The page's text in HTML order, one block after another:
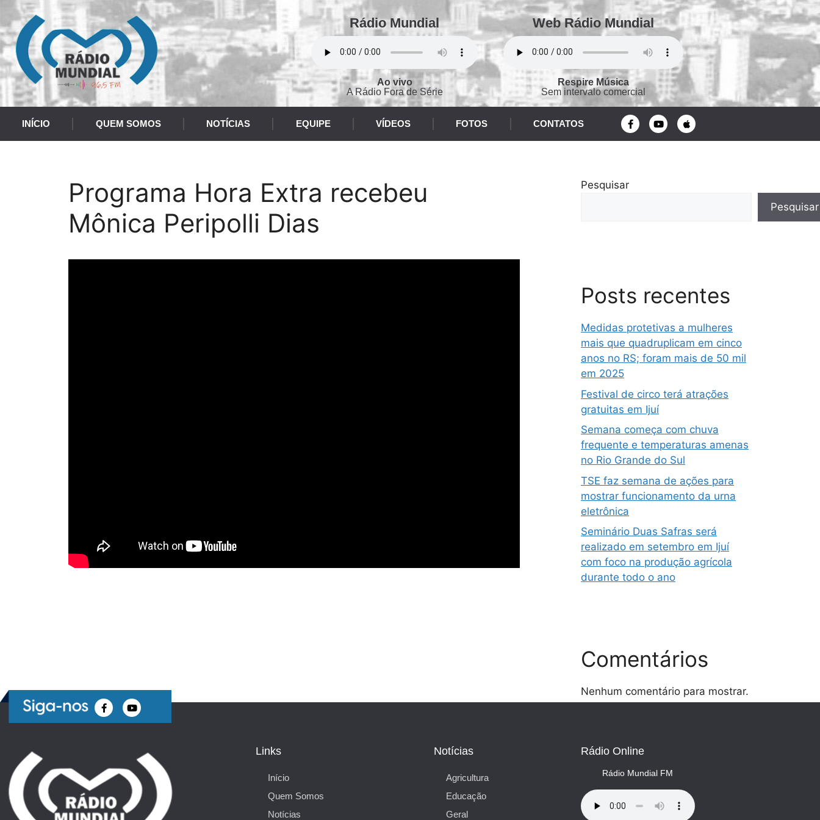
Rádio Mundial
Ao vivo
A Rádio Fora de Série
Web Rádio Mundial
Respire Música
Sem intervalo comercial
INÍCIO QUEM SOMOS NOTÍCIAS EQUIPE VÍDEOS FOTOS CONTATOS
Programa Hora Extra recebeu
Mônica Peripolli Dias
Pesquisar
Pesquisar
Posts recentes
Medidas protetivas a mulheres
mais que quadruplicam em cinco
anos no RS; foram mais de 50 mil
em 2025
Festival de circo terá atrações
gratuitas em Ijuí
Semana começa com chuva
frequente e temperaturas amenas
no Rio Grande do Sul
TSE faz semana de ações para
mostrar funcionamento da urna
eletrônica
Seminário Duas Safras será
realizado em setembro em Ijuí
com foco na produção agrícola
durante todo o ano
Comentários
Nenhum comentário para mostrar.
Links
Início
Quem Somos
Notícias
Notícias
Agricultura
Educação
Geral
Rádio Online
Rádio Mundial FM